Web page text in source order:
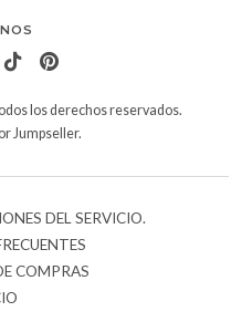
los derechos reservados.
Jumpseller.
DEL SERVICIO.
COMPRAS